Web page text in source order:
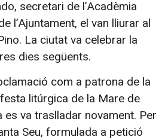
secretari de l’Acadèmia
l’Ajuntament, el van lliurar al
La ciutat va celebrar la
dies següents.
com a patrona de la
litúrgica de la Mare de
es va traslladar novament. Per
Seu, formulada a petició